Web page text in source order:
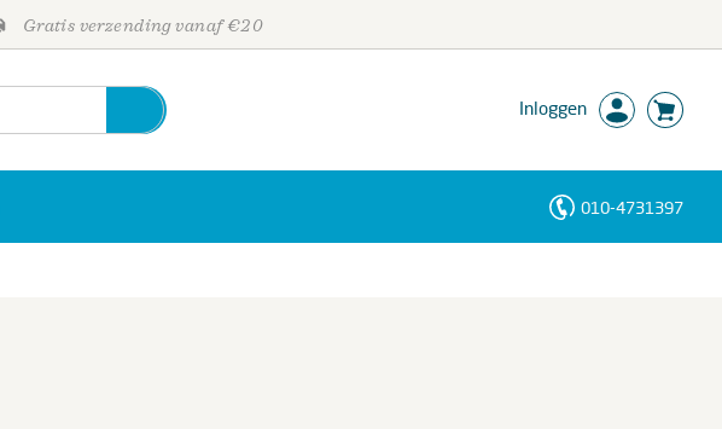
Gratis verzending vanaf €20
Inloggen
010-4731397
Personen